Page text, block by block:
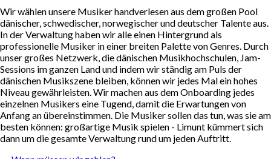
Wir wählen unsere Musiker handverlesen aus dem großen Pool
dänischer, schwedischer, norwegischer und deutscher Talente aus.
In der Verwaltung haben wir alle einen Hintergrund als
professionelle Musiker in einer breiten Palette von Genres. Durch
unser großes Netzwerk, die dänischen Musikhochschulen, Jam-
Sessions im ganzen Land und indem wir ständig am Puls der
dänischen Musikszene bleiben, können wir jedes Mal ein hohes
Niveau gewährleisten. Wir machen aus dem Onboarding jedes
einzelnen Musikers eine Tugend, damit die Erwartungen von
Anfang an übereinstimmen. Die Musiker sollen das tun, was sie am
besten können: großartige Musik spielen - Limunt kümmert sich
dann um die gesamte Verwaltung rund um jeden Auftritt.